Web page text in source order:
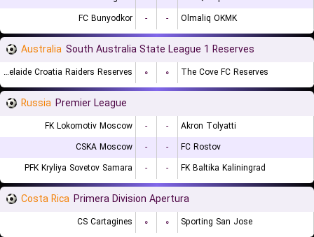
FC Bunyodkor
- - Olmaliq OKMK
Australia South Australia State League 1 Reserves
Adelaide Croatia Raiders Reserves ۰ ۰ The Cove FC Reserves
Russia Premier League
FK Lokomotiv Moscow - -
Akron Tolyatti
CSKA Moscow
- -
FC Rostov
PFK Kryliya Sovetov Samara
- - FK Baltika Kaliningrad
Costa Rica Primera Division Apertura
CS Cartagines ۰ ۰ Sporting San Jose